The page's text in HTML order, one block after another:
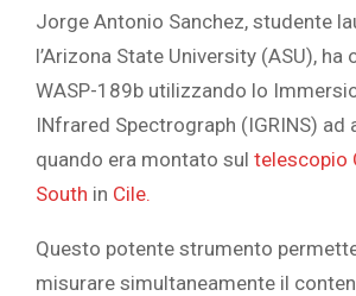
Jorge Antonio Sanchez, studente
l’Arizona State University (ASU), ha
WASP-189b utilizzando lo
INfrared Spectrograph (IGRINS) ad
quando era montato sul telescopio
South in Cile.
Questo potente strumento
misurare simultaneamente il